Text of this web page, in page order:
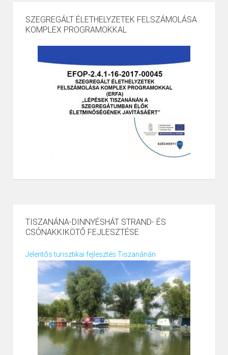
SZEGREGÁLT ÉLETHELYZETEK FELSZÁMOLÁSA
KOMPLEX PROGRAMOKKAL
TISZANÁNA-DINNYÉSHÁT STRAND- ÉS
CSÓNAKKIKÖTŐ FEJLESZTÉSE
Jelentős turisztikai fejlesztés Tiszanánán